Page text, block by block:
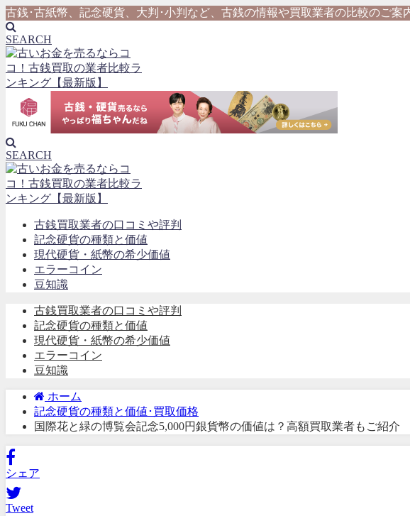
古銭･古紙幣、記念硬貨、大判･小判など、古銭の情報や買取業者の比較のご
SEARCH
SEARCH
古銭買取業者の口コミや評判
記念硬貨の種類と価値
現代硬貨・紙幣の希少価値
エラーコイン
豆知識
古銭買取業者の口コミや評判
記念硬貨の種類と価値
現代硬貨・紙幣の希少価値
エラーコイン
豆知識
ホーム
記念硬貨の種類と価値･買取価格
国際花と緑の博覧会記念5,000円銀貨幣の価値は？高額買取業者もご紹介
シェア
Tweet